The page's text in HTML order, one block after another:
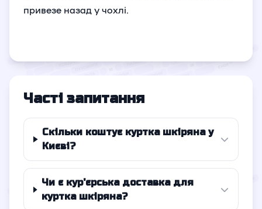
привезе назад у чохлі.
Часті запитання
Скільки коштує куртка шкіряна у
Києві?
Чи є кур'єрська доставка для
куртка шкіряна?